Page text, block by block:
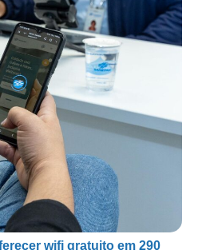
wifi gratuito em 290